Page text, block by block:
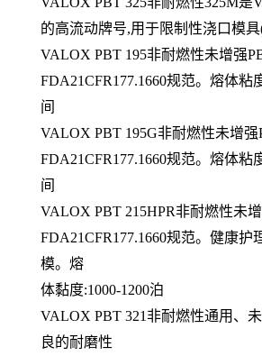
的高流动牌号,用于限制性浇口模
VALOX PBT 195非耐燃性未增强
FDA21CFR177.1660规范。熔体粘
间
VALOX PBT 195G非耐燃性未增
FDA21CFR177.1660规范。熔体粘
间
VALOX PBT 215HPR非耐燃性未
FDA21CFR177.1660规范。健康护
模。熔
体黏度:1000-1200泊
VALOX PBT 321非耐燃性通用、
良的耐磨性